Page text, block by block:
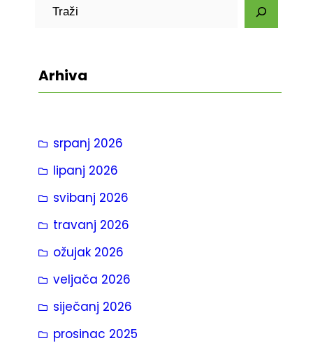
r
a
Arhiva
srpanj 2026
lipanj 2026
svibanj 2026
travanj 2026
ožujak 2026
veljača 2026
siječanj 2026
prosinac 2025